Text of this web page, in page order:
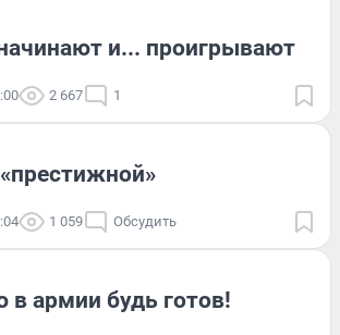
и... проигрывают
2 667 1
1 059 Обсудить
армии будь готов!